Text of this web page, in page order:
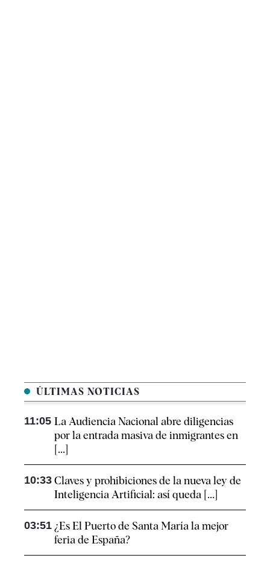
ÚLTIMAS NOTICIAS
11:05 La Audiencia Nacional abre diligencias
por la entrada masiva de inmigrantes en
[...]
10:33 Claves y prohibiciones de la nueva ley de
Inteligencia Artificial: así queda [...]
03:51 ¿Es El Puerto de Santa María la mejor
feria de España?